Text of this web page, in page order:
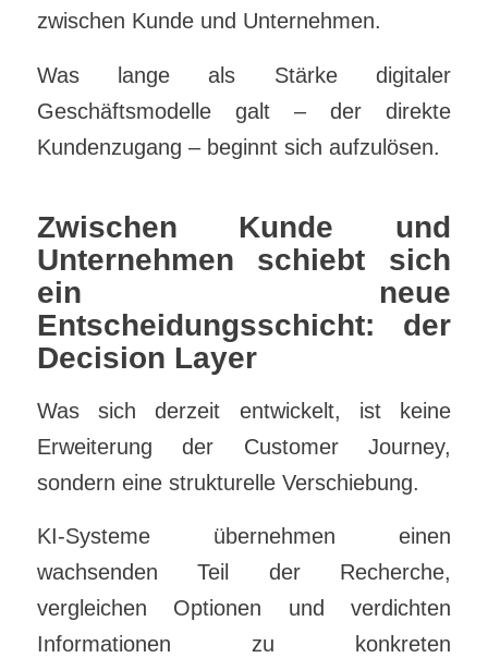
zwischen Kunde und Unternehmen.
Was lange als Stärke digitaler
Geschäftsmodelle galt – der direkte
Kundenzugang – beginnt sich aufzulösen.
Zwischen Kunde und
Unternehmen schiebt sich
ein neue
Entscheidungsschicht: der
Decision Layer
Was sich derzeit entwickelt, ist keine
Erweiterung der Customer Journey,
sondern eine strukturelle Verschiebung.
KI-Systeme übernehmen einen
wachsenden Teil der Recherche,
vergleichen Optionen und verdichten
Informationen zu konkreten